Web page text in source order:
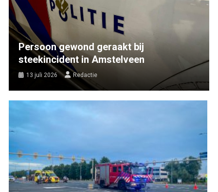
Persoon gewond geraakt bij
steekincident in Amstelveen
13 juli 2026 Redactie